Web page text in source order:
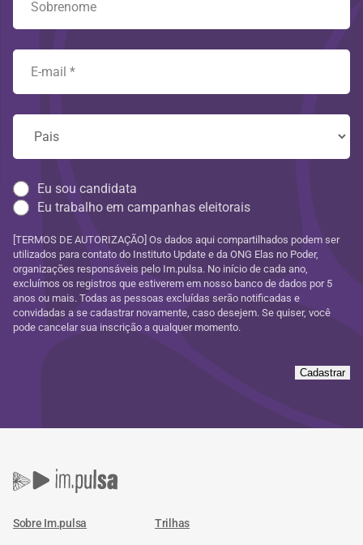
Eu sou candidata
Eu trabalho em campanhas eleitorais
[TERMOS DE AUTORIZAÇÃO] Os dados aqui compartilhados podem ser
utilizados para contato do Instituto Update e da ONG Elas no Poder,
organizações responsáveis pelo Im.pulsa. No início de cada ano,
excluímos os registros que estiverem em nosso banco de dados por 5
anos ou mais. Todas as pessoas excluídas serão notificadas e
convidadas a se cadastrar novamente, caso desejem. Se quiser, você
pode cancelar sua inscrição a qualquer momento.
Cadastrar
Sobre Im.pulsa Trilhas